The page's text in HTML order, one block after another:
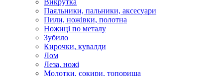
Стамески
Степлери, скоби
Пістолети для піни
Викрутка
Паяльники, пальники, аксесуари
Пили, ножівки, полотна
Ножиці по металу
Зубило